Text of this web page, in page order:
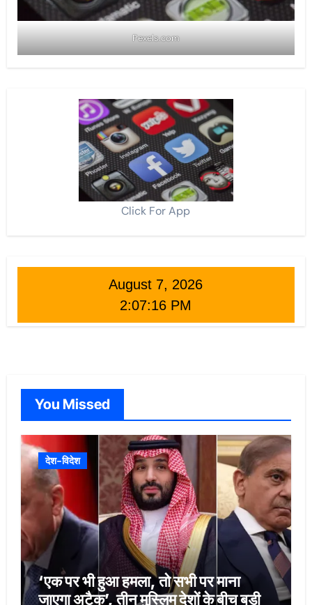
Pexels.com
Click For App
August 7, 2026
2:07:17 PM
You Missed
देश-विदेश
‘एक पर भी हुआ हमला, तो सभी पर माना
जाएगा अटैक’, तीन मुस्लिम देशों के बीच बड़ी